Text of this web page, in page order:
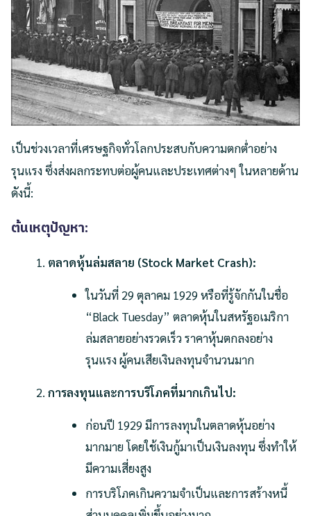
เป็นช่วงเวลาที่เศรษฐกิจทั่วโลกประสบกับความตกต่ำอย่าง
รุนแรง ซึ่งส่งผลกระทบต่อผู้คนและประเทศต่างๆ ในหลายด้าน
ดังนี้:
ต้นเหตุปัญหา:
ตลาดหุ้นล่มสลาย (Stock Market Crash):
ในวันที่ 29 ตุลาคม 1929 หรือที่รู้จักกันในชื่อ
“Black Tuesday” ตลาดหุ้นในสหรัฐอเมริกา
ล่มสลายอย่างรวดเร็ว ราคาหุ้นตกลงอย่าง
รุนแรง ผู้คนเสียเงินลงทุนจำนวนมาก
การลงทุนและการบริโภคที่มากเกินไป:
ก่อนปี 1929 มีการลงทุนในตลาดหุ้นอย่าง
มากมาย โดยใช้เงินกู้มาเป็นเงินลงทุน ซึ่งทำให้
มีความเสี่ยงสูง
การบริโภคเกินความจำเป็นและการสร้างหนี้